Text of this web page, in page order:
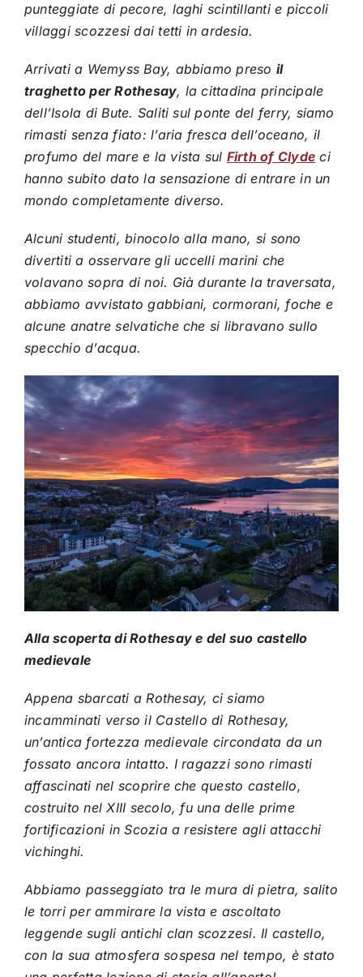
punteggiate di pecore, laghi scintillanti e piccoli
villaggi scozzesi dai tetti in ardesia.
Arrivati a Wemyss Bay, abbiamo preso il
traghetto per Rothesay, la cittadina principale
dell’Isola di Bute. Saliti sul ponte del ferry, siamo
rimasti senza fiato: l’aria fresca dell’oceano, il
profumo del mare e la vista sul Firth of Clyde ci
hanno subito dato la sensazione di entrare in un
mondo completamente diverso.
Alcuni studenti, binocolo alla mano, si sono
divertiti a osservare gli uccelli marini che
volavano sopra di noi. Già durante la traversata,
abbiamo avvistato gabbiani, cormorani, foche e
alcune anatre selvatiche che si libravano sullo
specchio d’acqua.
Alla scoperta di Rothesay e del suo castello
medievale
Appena sbarcati a Rothesay, ci siamo
incamminati verso il Castello di Rothesay,
un’antica fortezza medievale circondata da un
fossato ancora intatto. I ragazzi sono rimasti
affascinati nel scoprire che questo castello,
costruito nel XIII secolo, fu una delle prime
fortificazioni in Scozia a resistere agli attacchi
vichinghi.
Abbiamo passeggiato tra le mura di pietra, salito
le torri per ammirare la vista e ascoltato
leggende sugli antichi clan scozzesi. Il castello,
con la sua atmosfera sospesa nel tempo, è stato